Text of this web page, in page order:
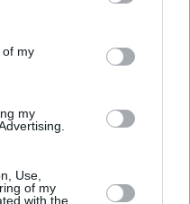
its third-party tags to
in below Google
of my
my
Use,
of my
with the
τον Σύριζα. Κάνε εσύ την
τον Σύριζα τότε
να τον ρίξεις και